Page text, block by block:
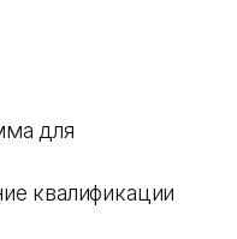
для
квалификации